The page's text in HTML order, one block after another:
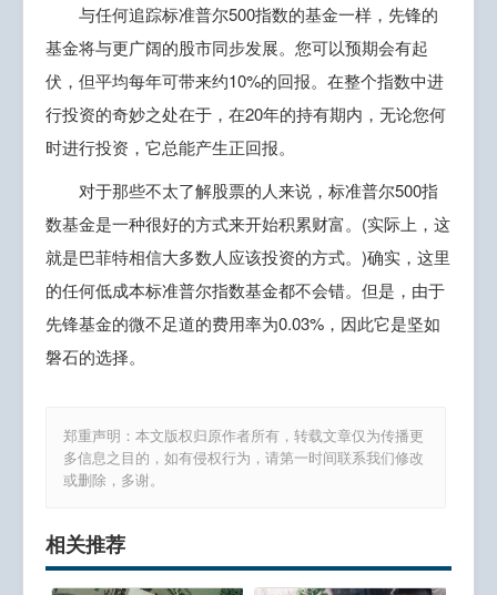
与任何追踪标准普尔500指数的基金一样，先锋的
基金将与更广阔的股市同步发展。您可以预期会有起
伏，但平均每年可带来约10%的回报。在整个指数中进
行投资的奇妙之处在于，在20年的持有期内，无论您何
时进行投资，它总能产生正回报。
对于那些不太了解股票的人来说，标准普尔500指
数基金是一种很好的方式来开始积累财富。(实际上，这
就是巴菲特相信大多数人应该投资的方式。)确实，这里
的任何低成本标准普尔指数基金都不会错。但是，由于
先锋基金的微不足道的费用率为0.03%，因此它是坚如
磐石的选择。
郑重声明：本文版权归原作者所有，转载文章仅为传播更
多信息之目的，如有侵权行为，请第一时间联系我们修改
或删除，多谢。
相关推荐